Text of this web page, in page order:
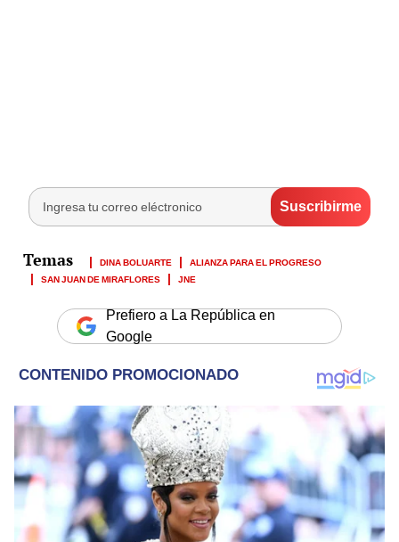
DINA BOLUARTE
ALIANZA PARA EL PROGRESO
SAN JUAN DE MIRAFLORES
JNE
Prefiero a La República en
Google